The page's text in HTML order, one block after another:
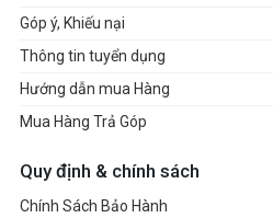
Góp ý, Khiếu nại
Thông tin tuyển dụng
Hướng dẫn mua Hàng
Mua Hàng Trả Góp
Quy định & chính sách
Chính Sách Bảo Hành